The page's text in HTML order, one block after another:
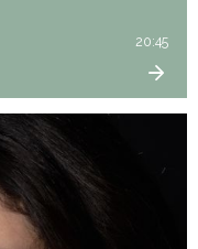
20:45